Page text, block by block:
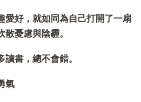
愛好，就如同為自己打開了一扇
憂慮與陰霾。
書，總不會錯。
氣